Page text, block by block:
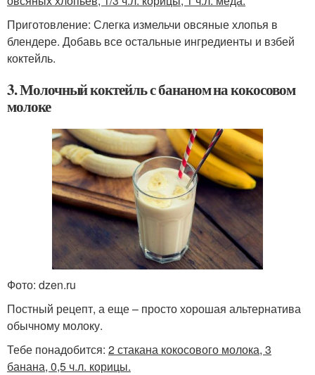
Приготовление: Слегка измельчи овсяные хлопья в
блендере. Добавь все остальные ингредиенты и взбей
коктейль.
3. Молочный коктейль с бананом на кокосовом
молоке
Фото: dzen.ru
Постный рецепт, а еще – просто хорошая альтернатива
обычному молоку.
Тебе понадобится: 2 стакана кокосового молока, 3
банана, 0,5 ч.л. корицы.